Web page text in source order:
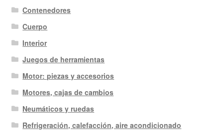
Contenedores
Cuerpo
Interior
Juegos de herramientas
Motor: piezas y accesorios
Motores, cajas de cambios
Neumáticos y ruedas
Refrigeración, calefacción, aire acondicionado